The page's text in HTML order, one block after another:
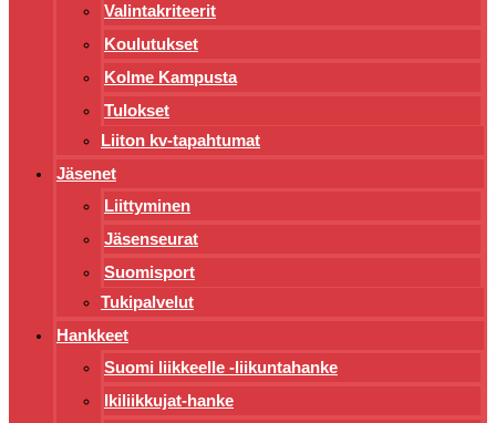
Valintakriteerit
Koulutukset
Kolme Kampusta
Tulokset
Liiton kv-tapahtumat
Jäsenet
Liittyminen
Jäsenseurat
Suomisport
Tukipalvelut
Hankkeet
Suomi liikkeelle -liikuntahanke
Ikiliikkujat-hanke